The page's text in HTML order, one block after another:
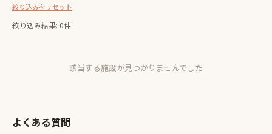
絞り込みをリセット
絞り込み結果: 0件
該当する施設が見つかりませんでした
よくある質問